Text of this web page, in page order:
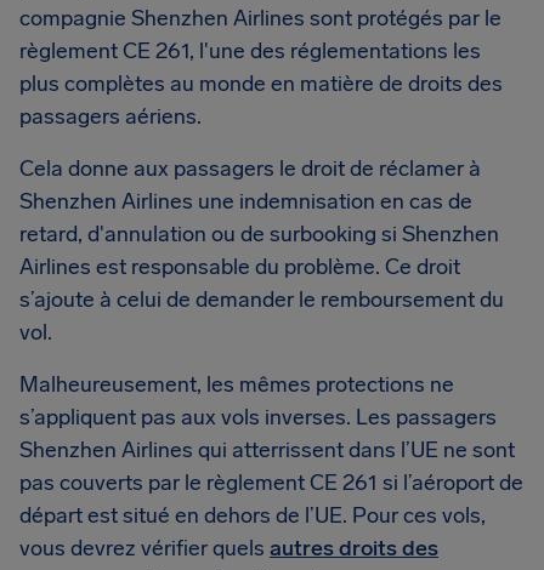
compagnie Shenzhen Airlines sont protégés par le
règlement CE 261, l'une des réglementations les
plus complètes au monde en matière de droits des
passagers aériens.
Cela donne aux passagers le droit de réclamer à
Shenzhen Airlines une indemnisation en cas de
retard, d'annulation ou de surbooking si Shenzhen
Airlines est responsable du problème. Ce droit
s’ajoute à celui de demander le remboursement du
vol.
Malheureusement, les mêmes protections ne
s’appliquent pas aux vols inverses. Les passagers
Shenzhen Airlines qui atterrissent dans l’UE ne sont
pas couverts par le règlement CE 261 si l’aéroport de
départ est situé en dehors de l’UE. Pour ces vols,
vous devrez vérifier quels autres droits des